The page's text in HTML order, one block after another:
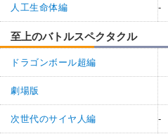
人工生命体編 -
至上のバトルスペクタクル
ドラゴンボール超編
劇場版
次世代のサイヤ人編 -